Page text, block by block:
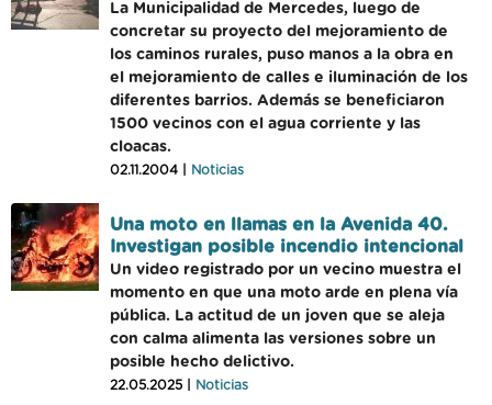
La Municipalidad de Mercedes, luego de
concretar su proyecto del mejoramiento de
los caminos rurales, puso manos a la obra en
el mejoramiento de calles e iluminación de los
diferentes barrios. Además se beneficiaron
1500 vecinos con el agua corriente y las
cloacas.
02.11.2004 | Noticias
Una moto en llamas en la Avenida 40.
Investigan posible incendio intencional
Un video registrado por un vecino muestra el
momento en que una moto arde en plena vía
pública. La actitud de un joven que se aleja
con calma alimenta las versiones sobre un
posible hecho delictivo.
22.05.2025 | Noticias